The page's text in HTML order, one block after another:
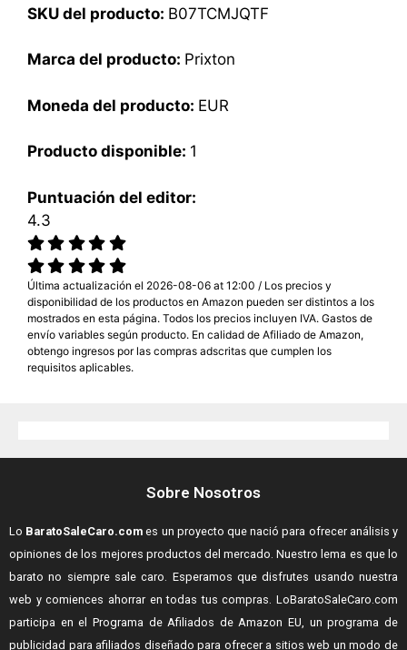
SKU del producto: B07TCMJQTF
Marca del producto: Prixton
Moneda del producto: EUR
Producto disponible: 1
Puntuación del editor:
4.3
Última actualización el 2026-08-06 at 12:00 / Los precios y
disponibilidad de los productos en Amazon pueden ser distintos a los
mostrados en esta página. Todos los precios incluyen IVA. Gastos de
envío variables según producto. En calidad de Afiliado de Amazon,
obtengo ingresos por las compras adscritas que cumplen los
requisitos aplicables.
Sobre Nosotros
Lo BaratoSaleCaro.com es un proyecto que nació para ofrecer análisis y
opiniones de los mejores productos del mercado. Nuestro lema es que lo
barato no siempre sale caro. Esperamos que disfrutes usando nuestra
web y comiences ahorrar en todas tus compras. LoBaratoSaleCaro.com
participa en el Programa de Afiliados de Amazon EU, un programa de
publicidad para afiliados diseñado para ofrecer a sitios web un modo de